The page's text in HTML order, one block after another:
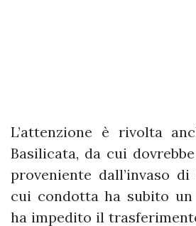
L’attenzione è rivolta
Basilicata, da cui
proveniente dall’invaso
cui condotta ha subito
ha impedito il